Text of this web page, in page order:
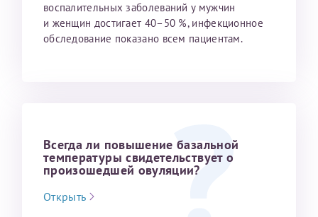
воспалительных заболеваний у мужчин
и женщин достигает 40–50 %, инфекционное
обследование по­казано всем пациентам.
Всегда ли повышение базальной
температуры свидетельствует о
произо­шедшей овуляции?
Открыть